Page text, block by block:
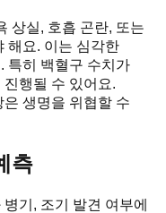
상실, 호흡 곤란, 또는
해요. 이는 심각한
특히 백혈구 수치가
행될 수 있어요.
생명을 위협할 수
측
기, 조기 발견 여부에